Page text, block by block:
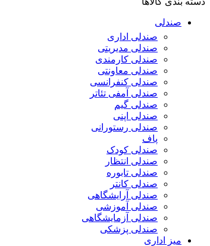
صندلی
صندلی اداری
صندلی مدیریتی
صندلی کارمندی
صندلی معاونتی
صندلی کنفرانسی
صندلی آمفی تئاتر
صندلی گیم
صندلی اپنی
صندلی رستورانی
پاف
صندلی کودک
صندلی انتظار
صندلی تابوره
صندلی کانتر
صندلی آرایشگاهی
صندلی آموزشی
صندلی آزمایشگاهی
صندلی پزشکی
میز اداری